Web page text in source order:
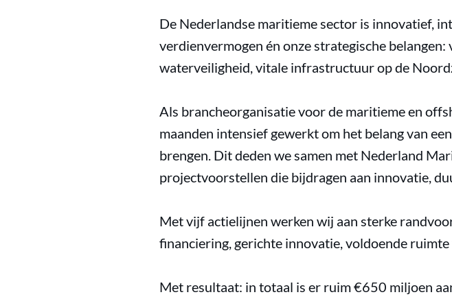
De Nederlandse maritieme sector is innovatief,
verdienvermogen én onze strategische
waterveiligheid, vitale infrastructuur op de
Als brancheorganisatie voor de maritieme en
maanden intensief gewerkt om het belang van
brengen. Dit deden we samen met Nederland
projectvoorstellen die bijdragen aan innovatie,
Met vijf actielijnen werken wij aan sterke
financiering, gerichte innovatie, voldoende
Met resultaat: in totaal is er ruim €650 miljoen